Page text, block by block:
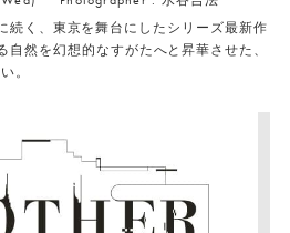
続く、東京を舞台にしたシリーズ最新作
自然を幻想的なすがたへと昇華させた、
。